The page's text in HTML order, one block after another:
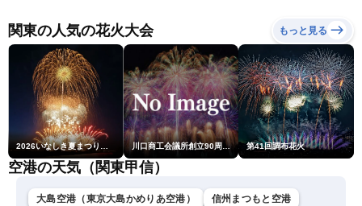
フタヌーン・山岸愛梨／芳
野達郎〉
関東の人気の花火大会 もっと見る
川口商工会議所創立90周年・青年部40周年・女性会30周年記念 第6回川口花火大会 第41回調布花火
空港の天気（関東甲信）
大島空港（東京大島かめりあ空港）
信州まつもと空港